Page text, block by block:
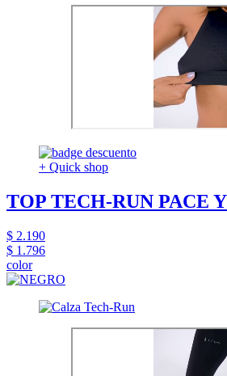
+ Quick shop
TOP TECH-RUN PACE
$ 2.190
$ 1.796
color